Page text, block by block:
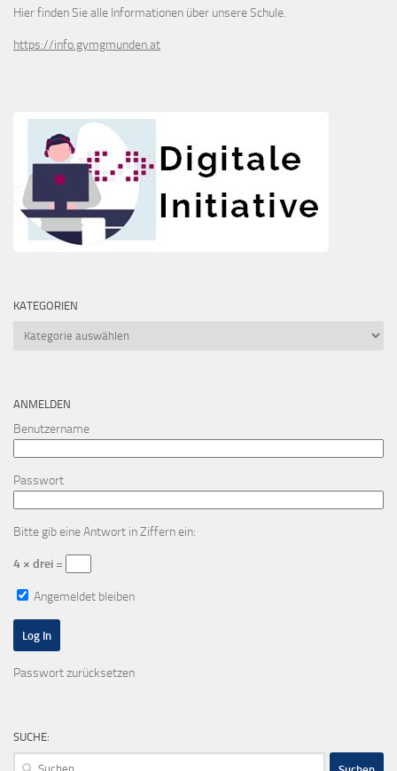
Hier finden Sie alle Informationen über unsere Schule.
https://info.gymgmunden.at
KATEGORIEN
Kategorien
ANMELDEN
Benutzername
Passwort
Bitte gib eine Antwort in Ziffern ein:
4 × drei =
Angemeldet bleiben
Passwort zurücksetzen
SUCHE:
Suchen